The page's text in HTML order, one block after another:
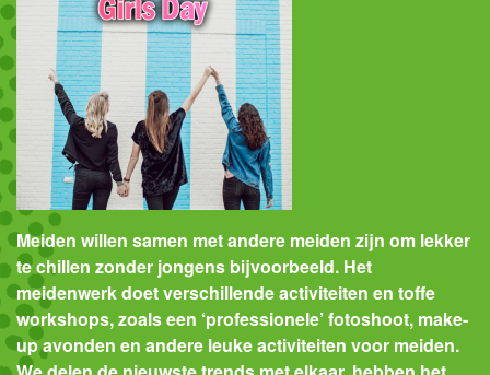
Meiden willen samen met andere meiden zijn om lekker
te chillen zonder jongens bijvoorbeeld. Het
meidenwerk doet verschillende activiteiten en toffe
workshops, zoals een ‘professionele’fotoshoot, make-
upavonden en andere leuke activiteiten voor meiden.